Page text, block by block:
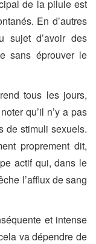
de la pilule est
En d’autres
sujet d’avoir des
sans éprouver le
tous les jours,
qu’il n’y a pas
de stimuli sexuels.
proprement dit,
actif qui, dans le
l’afflux de sang
et intense
va dépendre de